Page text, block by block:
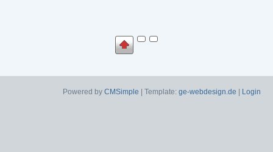
Powered by CMSimple | Template: ge-webdesign.de Login